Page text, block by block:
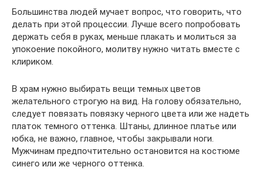
Большинства людей мучает вопрос, что говорить, что
делать при этой процессии. Лучше всего попробовать
держать себя в руках, меньше плакать и молиться за
упокоение покойного, молитву нужно читать вместе с
клириком.
В храм нужно выбирать вещи темных цветов
желательного строгую на вид. На голову обязательно,
следует повязать повязку черного цвета или же надеть
платок темного оттенка. Штаны, длинное платье или
юбка, не важно, главное, чтобы закрывали ноги.
Мужчинам предпочтительно остановится на костюме
синего или же черного оттенка.